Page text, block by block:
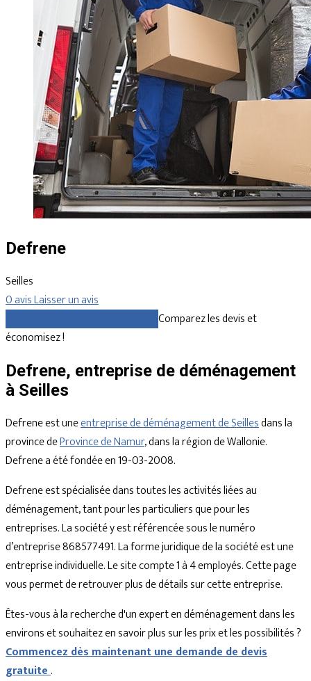
Defrene
Seilles
0 avisLaisser un avis
Comparez les devis et
économisez !
Defrene, entreprise de déménagement
à Seilles
Defrene est uneentreprise de déménagement de Seillesdans la
province deProvince de Namur, dans la région de Wallonie.
Defrene a été fondée en 19-03-2008.
Defrene est spécialisée dans toutes les activités liées au
déménagement, tant pour les particuliers que pour les
entreprises. La société y est référencée sous le numéro
d’entreprise 868577491. La forme juridique de la société est une
entreprise individuelle. Le site compte 1 à 4 employés. Cette page
vous permet de retrouver plus de détails sur cette entreprise.
Êtes-vous à la recherche d'un expert en déménagement dans les
environs et souhaitez en savoir plus sur les prix et les possibilités ?
Commencez dès maintenant une demande de devis
gratuite.